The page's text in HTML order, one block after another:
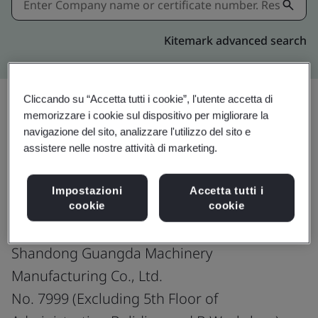
Kitemark advanced search
Condividi:
IATF 16949:2016
Shandong Guangda Machinery
Manufacturing Co., Ltd.
No. 7999 (Excluding 5th Floor of
Cliccando su “Accetta tutti i cookie”, l'utente accetta di
memorizzare i cookie sul dispositivo per migliorare la
navigazione del sito, analizzare l'utilizzo del sito e
assistere nelle nostre attività di marketing.
Impostazioni
cookie
Accetta tutti i
cookie